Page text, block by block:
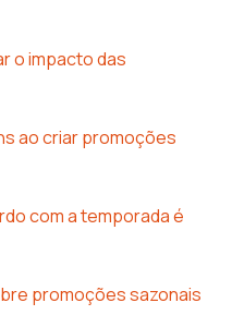
o impacto das
ao criar promoções
com a temporada é
promoções sazonais